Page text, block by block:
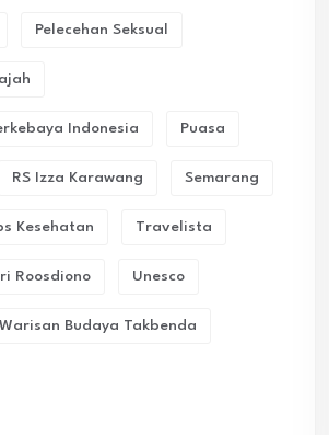
Pelecehan Seksual
Indonesia Puasa
RS Izza Karawang Semarang
Kesehatan Travelista
Roosdiono Unesco
Warisan Budaya Takbenda